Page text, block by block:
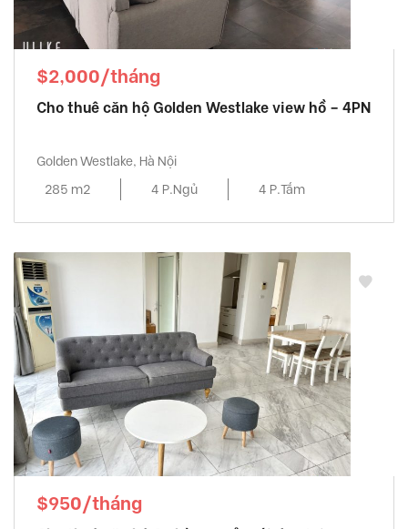
$2,000/tháng
Cho thuê căn hộ Golden Westlake view hồ – 4PN
Golden Westlake, Hà Nội
285 m2
4 P.Ngủ 4 P.Tắm
$950/tháng